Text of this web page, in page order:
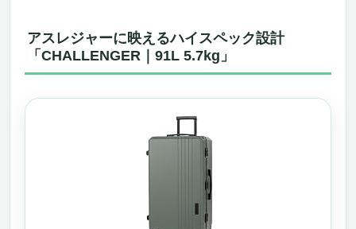
アスレジャーに映えるハイスペック設計
「CHALLENGER｜91L 5.7kg」